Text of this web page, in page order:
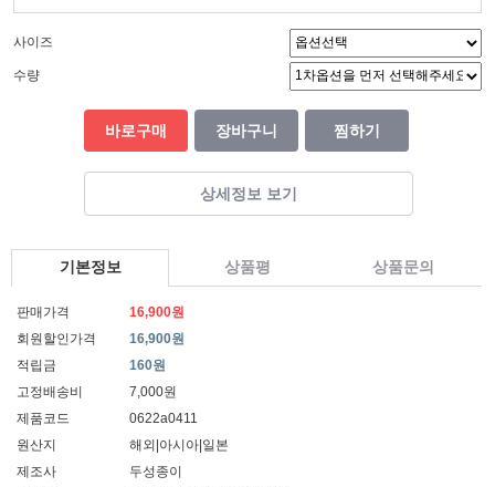
사이즈
수량
바로구매 장바구니 찜하기
상세정보 보기
기본정보 상품평 상품문의
판매가격
16,900원
회원할인가격
16,900원
적립금
160원
고정배송비
7,000원
제품코드
0622a0411
원산지
해외|아시아|일본
제조사
두성종이